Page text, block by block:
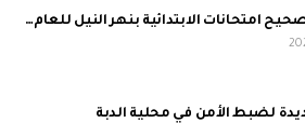
امتحانات الابتدائية بنهر النيل للعام…
لضبط الأمن في محلية الدبة